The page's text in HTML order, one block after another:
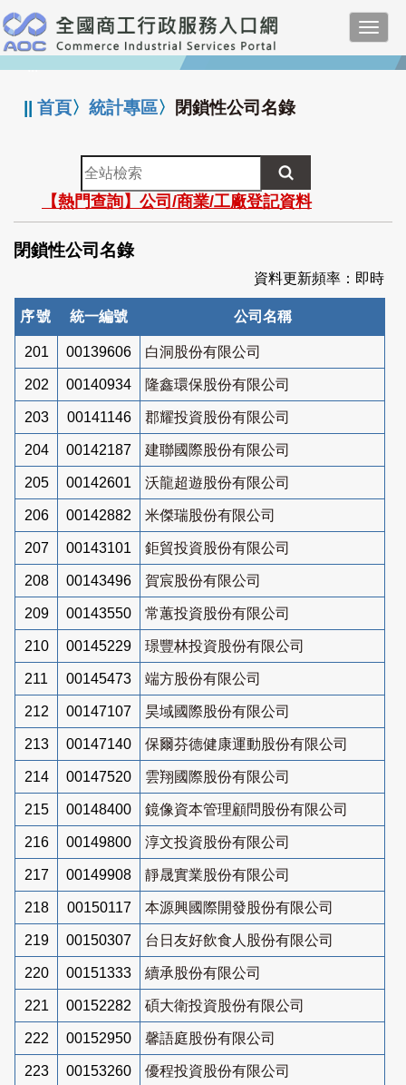
跳
到
主
要
:::
||首頁〉統計專區〉 閉鎖性公司名錄
全
站
檢
索
【熱門查詢】公司/商業/工廠登記資料
閉鎖性公司名錄
資料更新頻率：即時
序號 統一編號 公司名稱
201 00139606 白洞股份有限公司
202 00140934 隆鑫環保股份有限公司
203 00141146 郡耀投資股份有限公司
204 00142187 建聯國際股份有限公司
205 00142601 沃龍超遊股份有限公司
206 00142882 米傑瑞股份有限公司
207 00143101 鉅貿投資股份有限公司
208 00143496 賀宸股份有限公司
209 00143550 常蕙投資股份有限公司
210 00145229 璟豐林投資股份有限公司
211 00145473 端方股份有限公司
212 00147107 昊域國際股份有限公司
213 00147140 保爾芬德健康運動股份有限公司
214 00147520 雲翔國際股份有限公司
215 00148400 鏡像資本管理顧問股份有限公司
216 00149800 淳文投資股份有限公司
217 00149908 靜晟實業股份有限公司
218 00150117 本源興國際開發股份有限公司
219 00150307 台日友好飲食人股份有限公司
220 00151333 續承股份有限公司
221 00152282 碩大衛投資股份有限公司
222 00152950 馨語庭股份有限公司
223 00153260 優程投資股份有限公司